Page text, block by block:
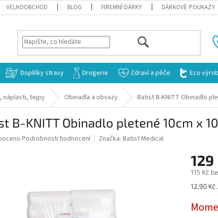
VELKOOBCHOD BLOG FIREMNÍ DÁRKY DÁRKOVÉ POUKAZY
HLEDAT
Doplňky stravy Drogerie Zdraví a péče Eco
náplasti, tejpy Obinadla a obvazy Batist B-KNITT Obinadlo
B-KNITT Obinadlo pletené 10cm x
Podrobnosti hodnocení Značka: Batist Medical
129
115 Kč
Měrná
12,90 Kč